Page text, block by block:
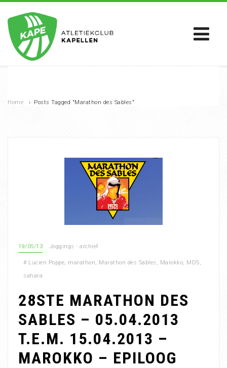
Home › Posts Tagged "Marathon des Sables"
19/05/13 Joggings - archief
# Lucien Poppe, marathon, Marathon des Sables , Marokko, MDS,
sahara
28STE MARATHON DES
SABLES – 05.04.2013
T.E.M. 15.04.2013 –
MAROKKO – EPILOOG